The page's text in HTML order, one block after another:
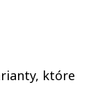
które